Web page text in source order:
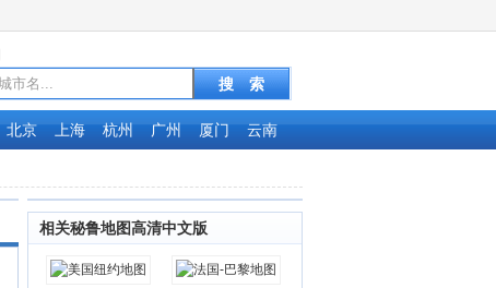
北京 上海 杭州 广州 厦门 云南
相关秘鲁地图高清中文版